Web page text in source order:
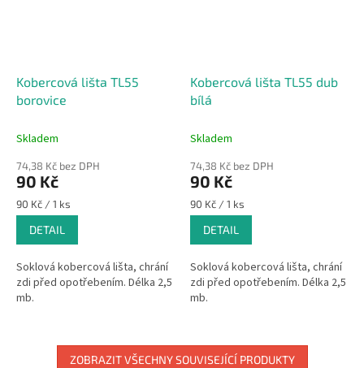
Kobercová lišta TL55
borovice
Skladem
74,38 Kč bez DPH
90 Kč
Měrná
cena:
90 Kč / 1 ks
DETAIL
Soklová kobercová lišta, chrání
zdi před opotřebením. Délka 2,5
mb.
Kobercová lišta TL55 dub
bílá
Skladem
74,38 Kč bez DPH
90 Kč
Měrná
cena:
90 Kč / 1 ks
DETAIL
Soklová kobercová lišta, chrání
zdi před opotřebením. Délka 2,5
mb.
ZOBRAZIT VŠECHNY SOUVISEJÍCÍ PRODUKTY